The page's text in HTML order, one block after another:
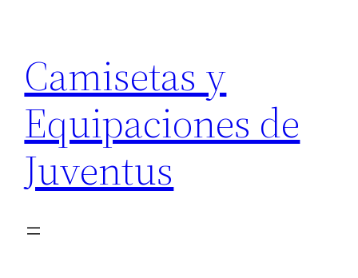
contenido
Camisetas y
Equipaciones de
Juventus